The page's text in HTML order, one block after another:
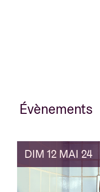
Évènements
DIM 12 MAI 24